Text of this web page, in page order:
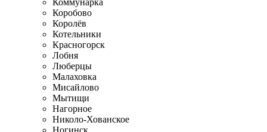
Коммунарка
Коробово
Королёв
Котельники
Красногорск
Лобня
Люберцы
Малаховка
Мисайлово
Мытищи
Нагорное
Николо-Хованское
Ногинск